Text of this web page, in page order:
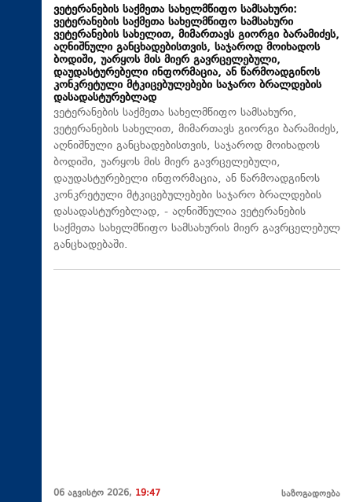
ვეტერანების საქმეთა სახელმწიფო სამსახური:
ვეტერანების საქმეთა სახელმწიფო სამსახური
ვეტერანების სახელით, მიმართავს გიორგი ბარამიძეს,
აღნიშნული განცხადებისთვის, საჯაროდ მოიხადოს
ბოდიში, უარყოს მის მიერ გავრცელებული,
დაუდასტურებელი ინფორმაცია, ან წარმოადგინოს
კონკრეტული მტკიცებულებები საჯარო ბრალდების
დასადასტურებლად
ვეტერანების საქმეთა სახელმწიფო სამსახური,
ვეტერანების სახელით, მიმართავს გიორგი ბარამიძეს,
აღნიშნული განცხადებისთვის, საჯაროდ მოიხადოს
ბოდიში, უარყოს მის მიერ გავრცელებული,
დაუდასტურებელი ინფორმაცია, ან წარმოადგინოს
კონკრეტული მტკიცებულებები საჯარო ბრალდების
დასადასტურებლად, - აღნიშნულია ვეტერანების
საქმეთა სახელმწიფო სამსახურის მიერ გავრცელებულ
განცხადებაში.
06 აგვისტო 2026, 19:47 საზოგადოება